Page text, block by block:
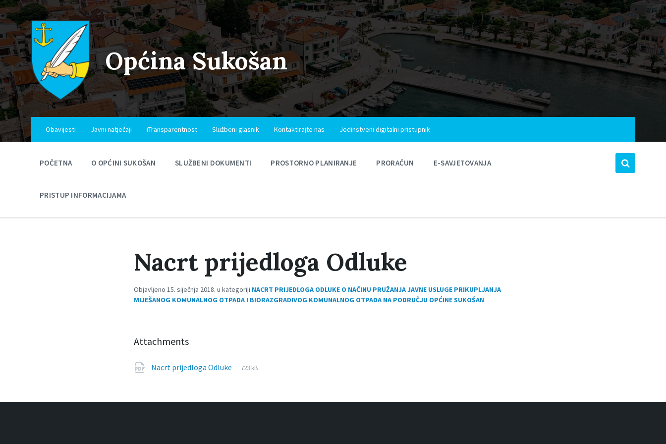
Skip
to
content
Skip
to
main
navigation
Skip
to
footer
Općina Sukošan
Obavijesti Javni natječaji iTransparentnost Službeni glasnik Kontaktirajte nas Jedinstveni digitalni pristupnik
POČETNA O OPĆINI SUKOŠAN SLUŽBENI DOKUMENTI PROSTORNO PLANIRANJE PRORAČUN E-SAVJETOVANJA
PRISTUP INFORMACIJAMA
Nacrt prijedloga Odluke
Objavljeno 15. siječnja 2018. u kategoriji NACRT PRIJEDLOGA ODLUKE O NAČINU PRUŽANJA JAVNE USLUGE PRIKUPLJANJA
MIJEŠANOG KOMUNALNOG OTPADA I BIORAZGRADIVOG KOMUNALNOG OTPADA NA PODRUČJU OPĆINE SUKOŠAN
Attachments
Nacrt prijedloga Odluke
File
pdf
File
723 kB